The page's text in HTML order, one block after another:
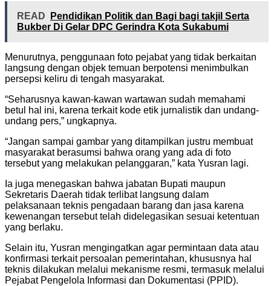
READ
Pendidikan Politik dan Bagi bagi takjil Serta
Bukber Di Gelar DPC Gerindra Kota Sukabumi
Menurutnya, penggunaan foto pejabat yang tidak berkaitan
langsung dengan objek temuan berpotensi menimbulkan
persepsi keliru di tengah masyarakat.
“Seharusnya kawan-kawan wartawan sudah memahami
betul hal ini, karena terkait kode etik jurnalistik dan undang-
undang pers,” ungkapnya.
“Jangan sampai gambar yang ditampilkan justru membuat
masyarakat berasumsi bahwa orang yang ada di foto
tersebut yang melakukan pelanggaran,” kata Yusran lagi.
Ia juga menegaskan bahwa jabatan Bupati maupun
Sekretaris Daerah tidak terlibat langsung dalam
pelaksanaan teknis pengadaan barang dan jasa karena
kewenangan tersebut telah didelegasikan sesuai ketentuan
yang berlaku.
Selain itu, Yusran mengingatkan agar permintaan data atau
konfirmasi terkait persoalan pemerintahan, khususnya hal
teknis dilakukan melalui mekanisme resmi, termasuk melalui
Pejabat Pengelola Informasi dan Dokumentasi (PPID).